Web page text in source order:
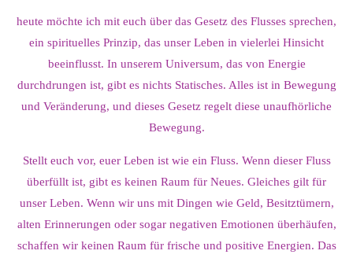
s
heute möchte ich mit euch über das Gesetz des Flusses sprechen,
ein spirituelles Prinzip, das unser Leben in vielerlei Hinsicht
beeinflusst. In unserem Universum, das von Energie
durchdrungen ist, gibt es nichts Statisches. Alles ist in Bewegung
und Veränderung, und dieses Gesetz regelt diese unaufhörliche
Bewegung.
Stellt euch vor, euer Leben ist wie ein Fluss. Wenn dieser Fluss
überfüllt ist, gibt es keinen Raum für Neues. Gleiches gilt für
unser Leben. Wenn wir uns mit Dingen wie Geld, Besitztümern,
alten Erinnerungen oder sogar negativen Emotionen überhäufen,
schaffen wir keinen Raum für frische und positive Energien. Das